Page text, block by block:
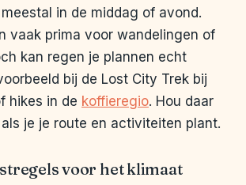
in de middag of avond.
vaak prima voor wandelingen of
kan regen je plannen echt
bij de Lost City Trek bij
hikes in de koffieregio. Hou daar
je je route en activiteiten plant.
voor het klimaat